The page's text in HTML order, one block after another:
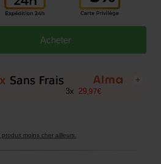
Acheter
+
3x 29 97€
moins cher ailleurs.